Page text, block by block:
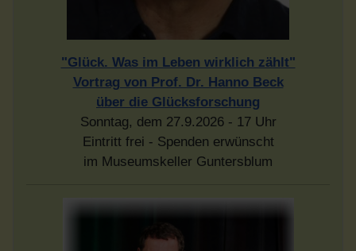
"Glück. Was im Leben wirklich zählt"
Vortrag von Prof. Dr. Hanno Beck
über die Glücksforschung
Sonntag, dem 27.9.2026 - 17 Uhr
Eintritt frei - Spenden erwünscht
im Museumskeller Guntersblum